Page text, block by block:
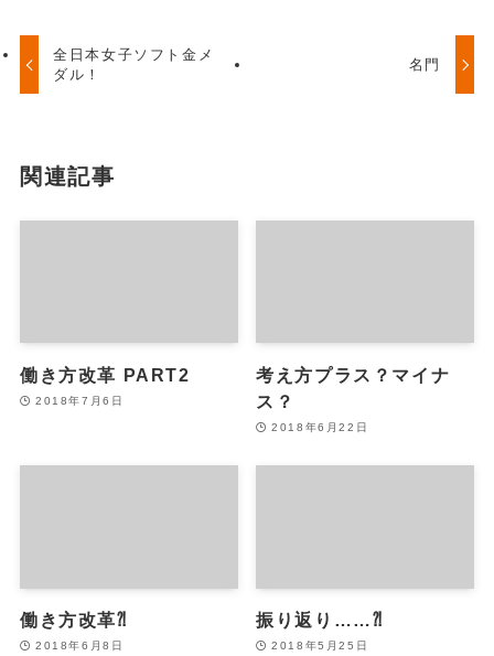
全日本女子ソフト金メ
ダル！
名門
関連記事
働き方改革 PART2
2018年7月6日
考え方プラス？マイナ
ス？
2018年6月22日
働き方改革⁈
2018年6月8日
振り返り……⁈
2018年5月25日